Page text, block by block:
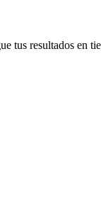
tus resultados en